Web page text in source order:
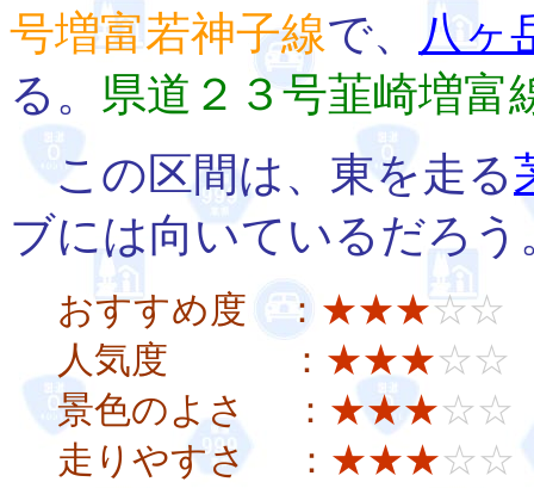
号増富若神子線で、
八ヶ
る。 県道２３号韮崎増富
この区間は、東を走る
ブには向いているだろう
おすすめ度 ： ★★★☆☆
人気度 ： ★★★☆☆
景色のよさ ： ★★★☆☆
走りやすさ ： ★★★☆☆